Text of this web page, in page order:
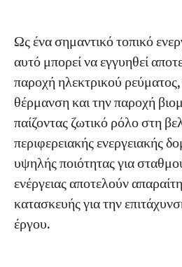
Ως ένα σημαντικό τοπικό
αυτό μπορεί να εγγυηθεί
παροχή ηλεκτρικού
θέρμανση και την παροχή
παίζοντας ζωτικό ρόλο στη
περιφερειακής ενεργειακής
υψηλής ποιότητας για
ενέργειας αποτελούν
κατασκευής για την
έργου.